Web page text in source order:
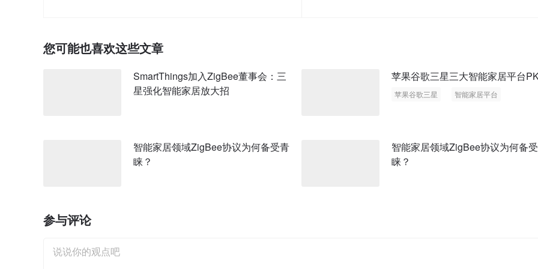
您可能也喜欢这些文章
SmartThings加入ZigBee董事会：三
星强化智能家居放大招
苹果谷歌三星三大智能家居平台
苹果谷歌三星 智能家居平台
智能家居领域ZigBee协议为何备受青
睐？
智能家居领域ZigBee协议为何备
睐？
参与评论